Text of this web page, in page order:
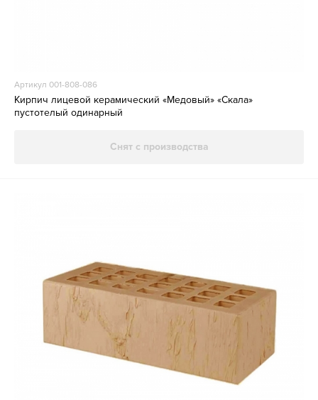
Артикул 001-808-086
Кирпич лицевой керамический «Медовый» «Скала»
пустотелый одинарный
Снят с производства